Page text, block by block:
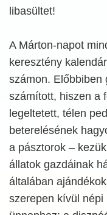
libasültet!
A Márton-napot
keresztény
számon. Előbbiben
számított, hiszen a
legeltetett, télen
beterelésének
a pásztorok –
állatok gazdáinak
általában
szerepen kívül népi